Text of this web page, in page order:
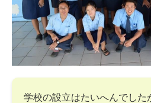
学校の設立はたいへんでした